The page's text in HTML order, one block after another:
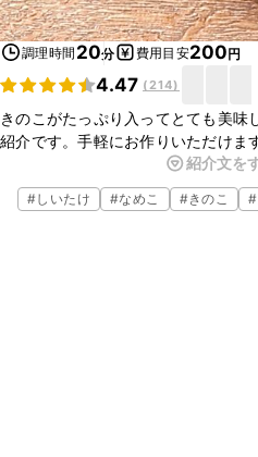
調理時間 20分 費用目安200円
4.47 (214)
きのこがたっぷり入ってとても美味
紹介です。手軽にお作りいただけま
もぴったりですよ。とても簡単にお
にぜひ作ってみて下さいね。
紹介文を
#しいたけ #なめこ #きのこ #